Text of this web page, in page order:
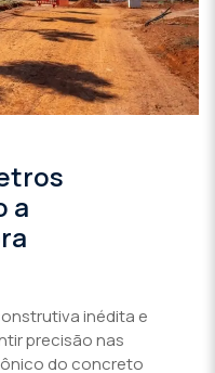
a
inédita e
precisão nas
do concreto